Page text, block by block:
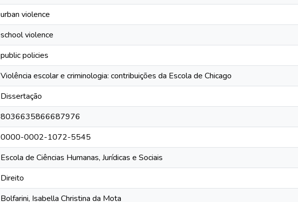
urban violence
school violence
public policies
Violência escolar e criminologia: contribuições da Escola de Chicago
Dissertação
8036635866687976
0000-0002-1072-5545
Escola de Ciências Humanas, Jurídicas e Sociais
Direito
Bolfarini, Isabella Christina da Mota